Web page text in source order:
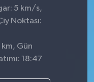
5 km/s,
Noktası:
Gün
18:47